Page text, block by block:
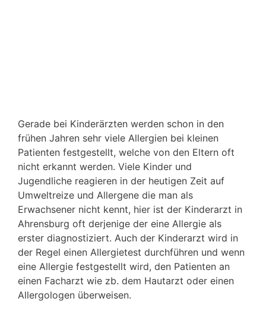
Gerade bei Kinderärzten werden schon in den
frühen Jahren sehr viele Allergien bei kleinen
Patienten festgestellt, welche von den Eltern oft
nicht erkannt werden. Viele Kinder und
Jugendliche reagieren in der heutigen Zeit auf
Umweltreize und Allergene die man als
Erwachsener nicht kennt, hier ist der Kinderarzt in
Ahrensburg oft derjenige der eine Allergie als
erster diagnostiziert. Auch der Kinderarzt wird in
der Regel einen Allergietest durchführen und wenn
eine Allergie festgestellt wird, den Patienten an
einen Facharzt wie zb. dem Hautarzt oder einen
Allergologen überweisen.